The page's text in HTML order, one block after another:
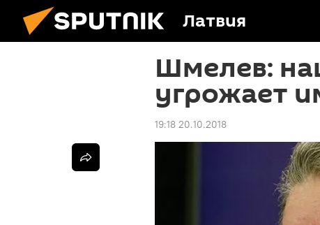
Латвия
Шмелев:
угрожает
19:18 20.10.2018